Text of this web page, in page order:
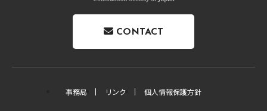
CONTACT
事務局 リンク 個人情報保護方針